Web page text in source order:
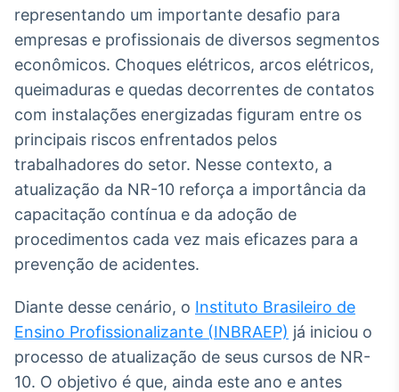
Broadcast
Curadoria
Curadoria de
conteúdos
noticiosos
Soluções de
Tecnologia
Broadcast
Radar
Monitoramento
inteligente de
notícias e
conteúdos
Fundos
A melhor
analisar fundos
de investimento
representando um importante desafio para
empresas e profissionais de diversos segmentos
econômicos. Choques elétricos, arcos elétricos,
queimaduras e quedas decorrentes de contatos
com instalações energizadas figuram entre os
principais riscos enfrentados pelos
trabalhadores do setor. Nesse contexto, a
atualização da NR-10 reforça a importância da
capacitação contínua e da adoção de
procedimentos cada vez mais eficazes para a
prevenção de acidentes.
Diante desse cenário, o Instituto Brasileiro de
Ensino Profissionalizante (INBRAEP) já iniciou o
processo de atualização de seus cursos de NR-
10. O objetivo é que, ainda este ano e antes